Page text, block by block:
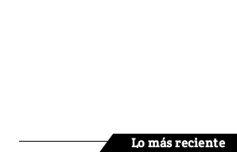
Lo más reciente